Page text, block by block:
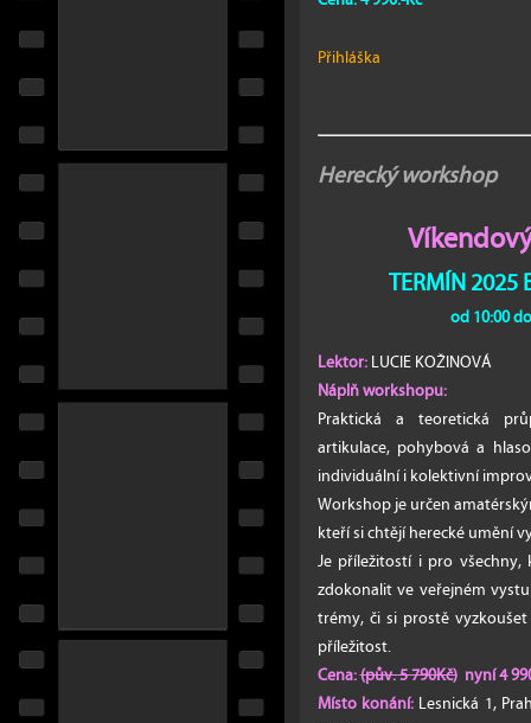
Přihláška
Herecký workshop
TERMÍN 2025
od 10:00
Lektor:LUCIE KOŽINOVÁ
Náplň workshopu:
Praktická a teoretická
artikulace, pohybová a
individuální i kolektivní
Workshop je určen
kteří si chtějí herecké umění
Je příležitostí i pro
zdokonalit ve veřejném
trémy, či si prostě
příležitost.
Cena:(pův. 5 790Kč)nyní 4
Místo konání: Lesnická 1,